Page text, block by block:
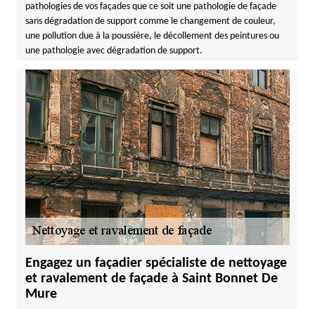
pathologies de vos façades que ce soit une pathologie de façade
sans dégradation de support comme le changement de couleur,
une pollution due à la poussière, le décollement des peintures ou
une pathologie avec dégradation de support.
Engagez un façadier spécialiste de nettoyage
et ravalement de façade à Saint Bonnet De
Mure